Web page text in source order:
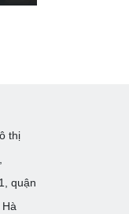
thị
quận
Hà